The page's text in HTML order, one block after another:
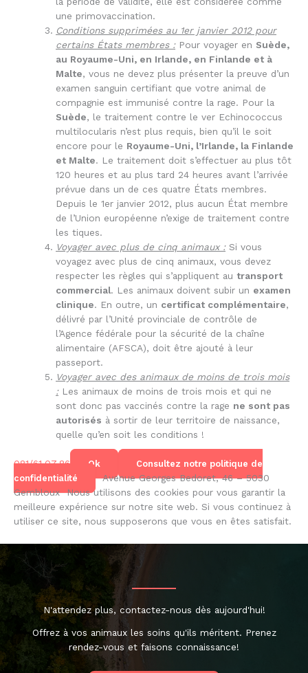
une primovaccination.
Conditions supprimées au 1er janvier 2012 pour
certains États membres : Pour voyager en Suède,
au Royaume-Uni, en Irlande, en Finlande et à
Malte, vous ne devez plus présenter la preuve d’un
examen sanguin certifiant que votre animal de
compagnie est immunisé contre la rage. Pour la
Suède, le traitement contre le ver Echinococcus
multilocularis n’est plus requis, bien qu’il le soit
encore pour le Royaume-Uni, l’Irlande, la Finlande
et Malte. Le traitement doit s’effectuer au plus tôt
120 heures et au plus tard 24 heures avant l’arrivée
prévue dans un de ces quatre États membres.
Depuis le 1er janvier 2012, plus aucun État membre
de l’Union européenne n’exige de traitement contre
les tiques.
Voyager avec plus de cinq animaux : Si vous
voyagez avec plus de cinq animaux, vous devez
respecter les règles qui s’appliquent autransport
commercial. Les animaux doivent subir un examen
clinique. En outre, un certificat complémentaire,
délivré par l’Unité provinciale de contrôle de
l’Agence fédérale pour la sécurité de la chaîne
alimentaire (AFSCA), doit être ajouté à leur
passeport.
Voyager avec des animaux de moins de trois mois
: Les animaux de moins de trois mois et qui ne
sont donc pas vaccinés contre la rage ne sont pas
autorisés à sortir de leur territoire de naissance,
quelle qu’en soit les conditions !
081/61.07.86 Ok
Consultez notre politique de
confidentialité
Avenue Georges Bedoret, 46 – 5030
Gembloux
Nous utilisons des cookies pour vous garantir la
meilleure expérience sur notre site web. Si vous continuez à
utiliser ce site, nous supposerons que vous en êtes satisfait.
N'attendez plus, contactez-nous dès aujourd'hui!
Offrez à vos animaux les soins qu'ils méritent. Prenez
rendez-vous et faisons connaissance!